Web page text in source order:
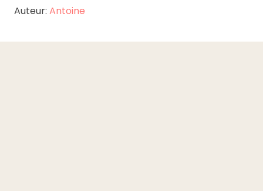
Auteur: Antoine